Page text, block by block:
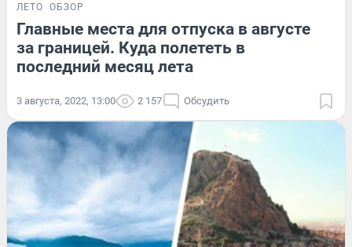
ЛЕТО ОБЗОР
Главные места для отпуска в августе
за границей. Куда полететь в
последний месяц лета
3 августа, 2022, 13:00 2 157 Обсудить